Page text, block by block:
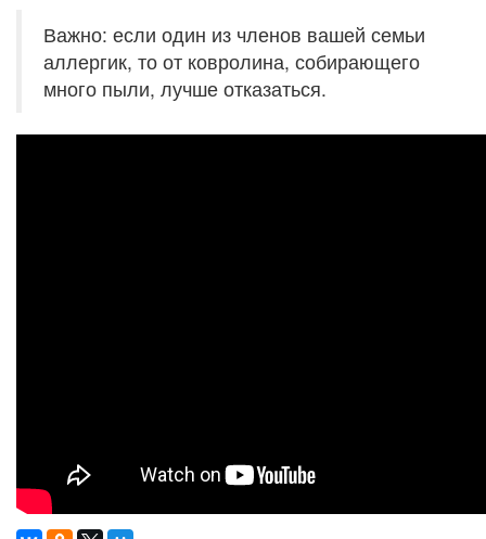
Важно: если один из членов вашей семьи
аллергик, то от ковролина, собирающего
много пыли, лучше отказаться.